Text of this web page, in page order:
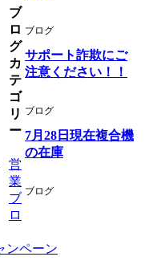
ブログ
サポート詐欺にご
注意ください！！
ブログ
7月28日現在複合機
の在庫
ブログ
ブ
ロ
グ
カ
テ
ゴ
リ
ー
営
業
ブ
ロ
ンペーン